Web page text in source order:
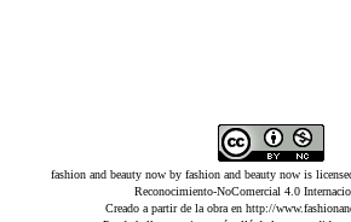
fashion and beauty now by fashion and beauty now is
Reconocimiento-NoComercial 4.0
Creado a partir de la obra en http://